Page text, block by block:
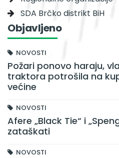
SDA Brčko distrikt BiH
Objavljeno
NOVOSTI
Požari ponovo haraju,
traktora potrošila na
većine
NOVOSTI
Afere „Black Tie“ i
zataškati
NOVOSTI